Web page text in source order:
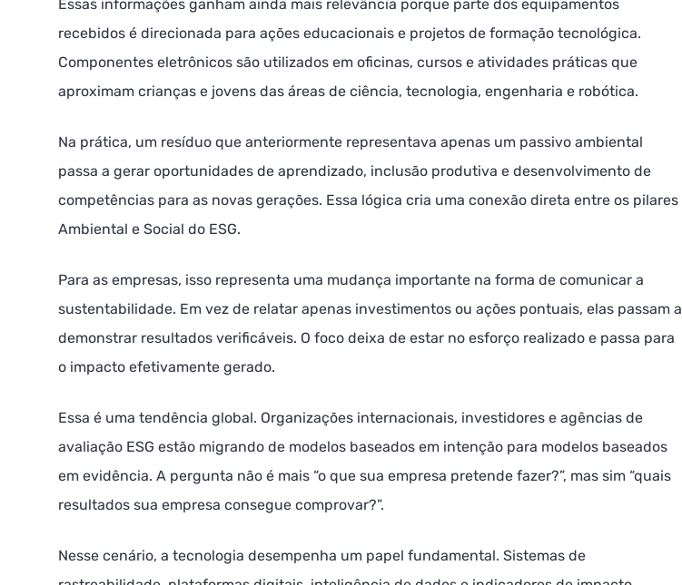
Essas informações ganham ainda mais relevância porque parte dos equipamentos
recebidos é direcionada para ações educacionais e projetos de formação tecnológica.
Componentes eletrônicos são utilizados em oficinas, cursos e atividades práticas que
aproximam crianças e jovens das áreas de ciência, tecnologia, engenharia e robótica.
Na prática, um resíduo que anteriormente representava apenas um passivo ambiental
passa a gerar oportunidades de aprendizado, inclusão produtiva e desenvolvimento de
competências para as novas gerações. Essa lógica cria uma conexão direta entre os pilares
Ambiental e Social do ESG.
Para as empresas, isso representa uma mudança importante na forma de comunicar a
sustentabilidade. Em vez de relatar apenas investimentos ou ações pontuais, elas passam a
demonstrar resultados verificáveis. O foco deixa de estar no esforço realizado e passa para
o impacto efetivamente gerado.
Essa é uma tendência global. Organizações internacionais, investidores e agências de
avaliação ESG estão migrando de modelos baseados em intenção para modelos baseados
em evidência. A pergunta não é mais “o que sua empresa pretende fazer?”, mas sim “quais
resultados sua empresa consegue comprovar?”.
Nesse cenário, a tecnologia desempenha um papel fundamental. Sistemas de